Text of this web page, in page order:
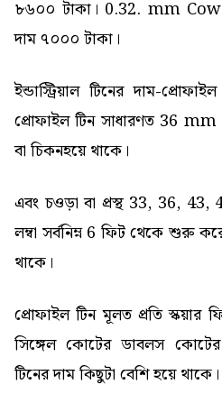
৮৬০০ টাকা। 0.32. mm Cow
দাম ৭০০০ টাকা।
ইন্ডাস্ট্রিয়াল টিনের দাম-
প্রোফাইল টিন সাধারণত 36
বা চিকনহয়ে থাকে।
এবং চওড়া বা প্রস্থ 33, 36, 43,
লম্বা সর্বনিম্ন 6 ফিট থেকে শুরু
থাকে।
প্রোফাইল টিন মূলত প্রতি স্কয়ার
সিঙ্গেল কোটের ডাবলস
টিনের দাম কিছুটা বেশি হয়ে থাকে।